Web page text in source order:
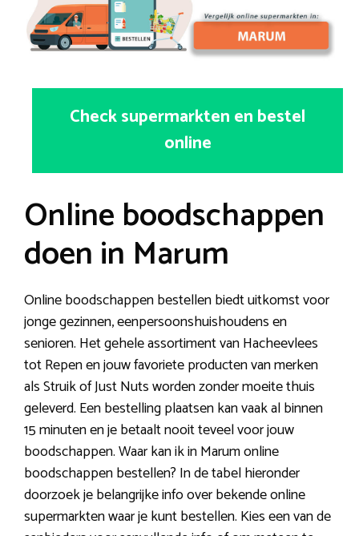
Check supermarkten en bestel
online
Online boodschappen
doen in Marum
Online boodschappen bestellen biedt uitkomst voor
jonge gezinnen, eenpersoonshuishoudens en
senioren. Het gehele assortiment van Hacheevlees
tot Repen en jouw favoriete producten van merken
als Struik of Just Nuts worden zonder moeite thuis
geleverd. Een bestelling plaatsen kan vaak al binnen
15 minuten en je betaalt nooit teveel voor jouw
boodschappen. Waar kan ik in Marum online
boodschappen bestellen? In de tabel hieronder
doorzoek je belangrijke info over bekende online
supermarkten waar je kunt bestellen. Kies een van de